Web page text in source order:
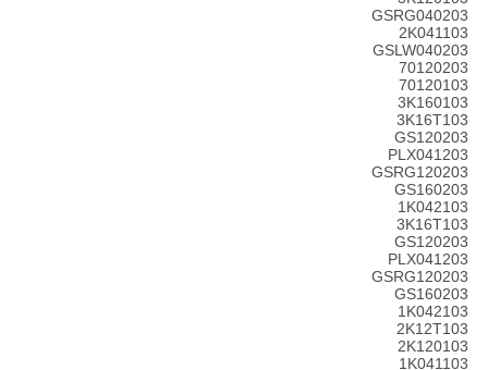
GSRG040203
2K041103
GSLW040203
70120203
70120103
3K160103
3K16T103
GS120203
PLX041203
GSRG120203
GS160203
1K042103
3K16T103
GS120203
PLX041203
GSRG120203
GS160203
1K042103
2K12T103
2K120103
1K041103